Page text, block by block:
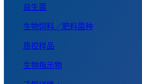
益生菌
生物饲料／肥料菌种
质控样品
生物指示物